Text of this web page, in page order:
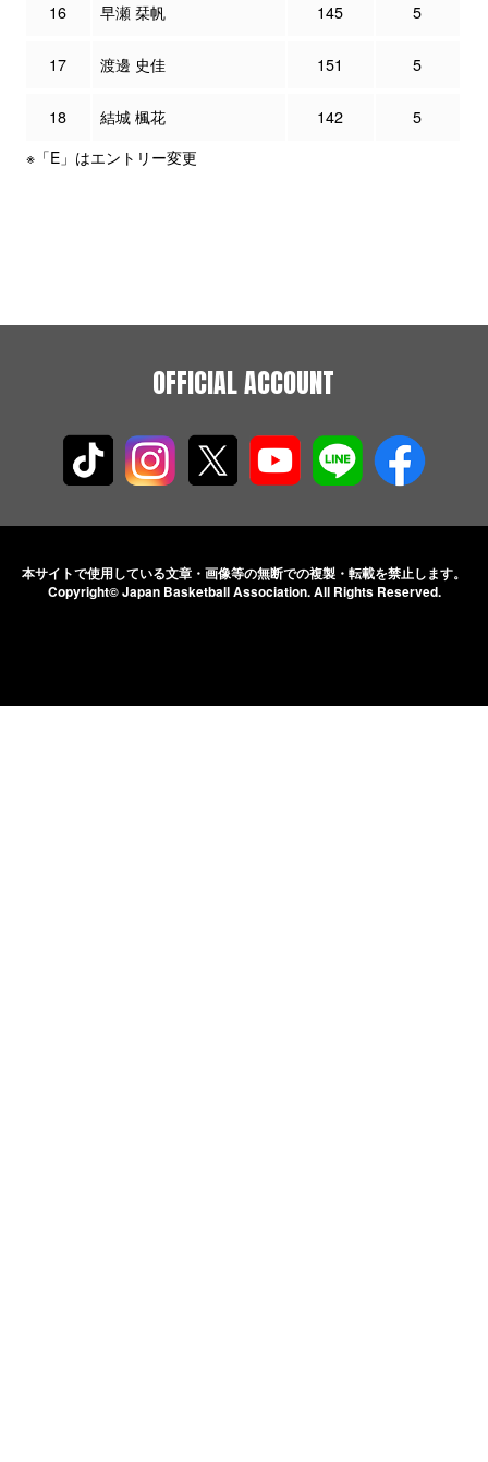
16 早瀬 栞帆 145 5
17 渡邊 史佳 151 5
18 結城 楓花 142
5
※「E」はエントリー変更
OFFICIAL ACCOUNT
本サイトで使用している文章・画像等の無断での複製・転載を禁止します。
Copyright© Japan Basketball Association.All Rights Reserved.